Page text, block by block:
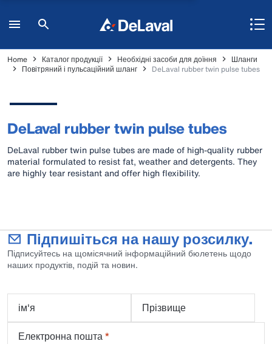
Home Каталог продукції Необхідні засоби для доїння
Шланги
Повітряний і пульсаційний шланг
DeLaval rubber twin pulse tubes
DeLaval rubber twin pulse tubes
DeLaval rubber twin pulse tubes are made of high-quality rubber
material formulated to resist fat, weather and detergents. They
are highly tear resistant and offer high flexibility.
Підпишіться на нашу розсилку.
Підписуйтесь на щомісячний інформаційний бюлетень щодо
наших продуктів, подій та новин.
ім'я
Прізвище
Електронна пошта*